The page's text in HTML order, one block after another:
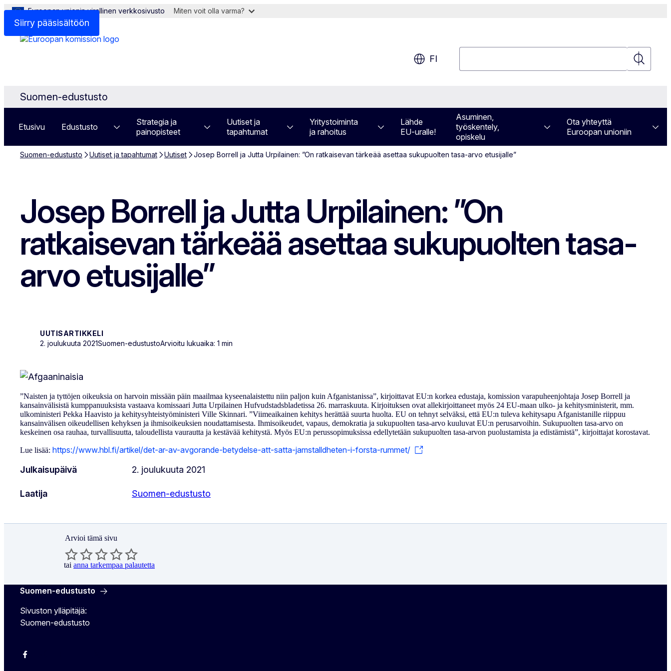
Siirry pääsisältöön
Euroopan unionin virallinen verkkosivusto Miten voit olla varma?
FI
Hae
Suomen-edustusto
Etusivu Edustusto
Strategia ja
painopisteet
Uutiset ja
tapahtumat
Yritystoiminta
ja rahoitus
Lähde
EU-uralle!
Asuminen,
työskentely,
opiskelu
Ota yhteyttä
Euroopan unioniin
Suomen-edustusto Uutiset ja tapahtumat Uutiset Josep Borrell ja Jutta Urpilainen: ”On ratkaisevan tärkeää asettaa sukupuolten tasa-arvo etusijalle”
Josep Borrell ja Jutta Urpilainen: ”On
ratkaisevan tärkeää asettaa sukupuolten tasa-
arvo etusijalle”
UUTISARTIKKELI
2. joulukuuta 2021Suomen-edustustoArvioitu lukuaika: 1 min
”Naisten ja tyttöjen oikeuksia on harvoin missään päin maailmaa kyseenalaistettu niin paljon kuin Afganistanissa”, kirjoittavat EU:n korkea edustaja, komission varapuheenjohtaja Josep Borrell ja
kansainvälisistä kumppanuuksista vastaava komissaari Jutta Urpilainen Hufvudstadsbladetissa 26. marraskuuta. Kirjoituksen ovat allekirjoittaneet myös 24 EU-maan ulko- ja kehitysministerit, mm.
ulkoministeri Pekka Haavisto ja kehitysyhteistyöministeri Ville Skinnari. ”Viimeaikainen kehitys herättää suurta huolta. EU on tehnyt selväksi, että EU:n tuleva kehitysapu Afganistanille riippuu
kansainvälisen oikeudellisen kehyksen ja ihmisoikeuksien noudattamisesta. Ihmisoikeudet, vapaus, demokratia ja sukupuolten tasa-arvo kuuluvat EU:n perusarvoihin. Sukupuolten tasa-arvo on
keskeinen osa rauhaa, turvallisuutta, taloudellista vaurautta ja kestävää kehitystä. Myös EU:n perussopimuksissa edellytetään sukupuolten tasa-arvon puolustamista ja edistämistä”, kirjoittajat korostavat.
Lue lisää: https://www.hbl.fi/artikel/det-ar-av-avgorande-betydelse-att-satta-jamstalldheten-i-forsta-rummet/
Julkaisupäivä 2. joulukuuta 2021
Laatija Suomen-edustusto
Arvioi tämä sivu
tai anna tarkempaa palautetta
Suomen-edustusto
Sivuston ylläpitäjä:
Suomen-edustusto
Facebook